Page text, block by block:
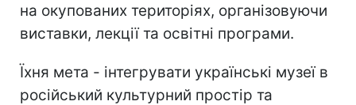
на окупованих територіях, організовуючи
виставки, лекції та освітні програми.
Їхня мета - інтегрувати українські музеї в
російський культурний простір та